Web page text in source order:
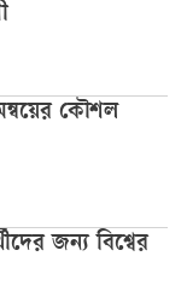
কৌশল
জন্য বিশ্বের